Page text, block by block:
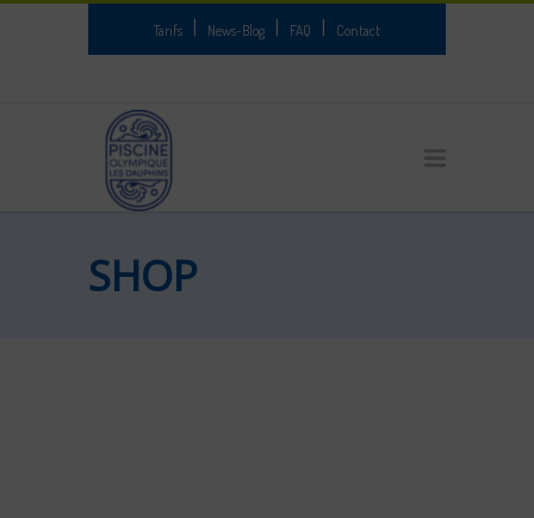
Tarifs | News-Blog | FAQ | Contact
SHOP